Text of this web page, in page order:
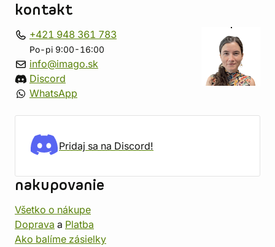
kontakt
+421 948 361 783
Po-pi 9:00-16:00
info@imago.sk
Discord
WhatsApp
Pridaj sa na Discord!
nakupovanie
Všetko o nákupe
Doprava a Platba
Ako balíme zásielky